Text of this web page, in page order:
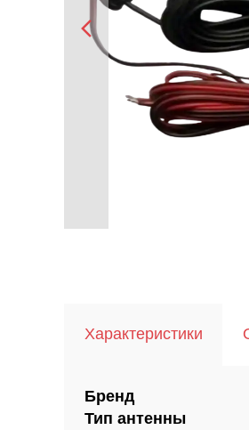
Характеристики
Бренд
Тип антенны